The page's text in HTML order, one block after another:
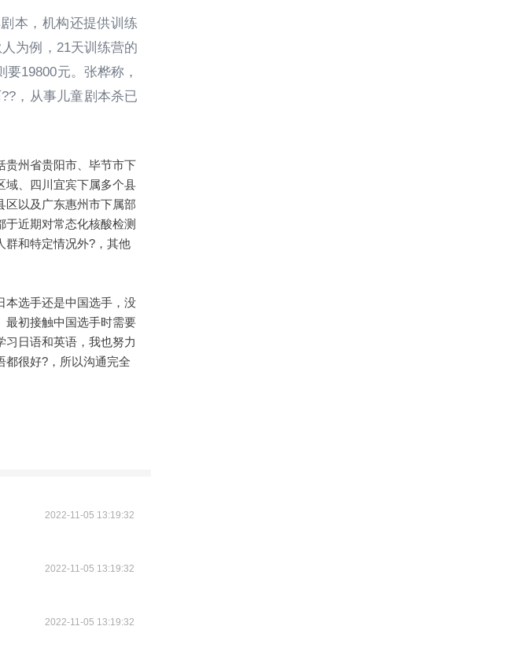
，机构还提供训练
为例，21天训练营的
19800元。张桦称，
，从事儿童剧本杀已
州省贵阳市、毕节市下
域、四川宜宾下属多个县
区以及广东惠州市下属部
近期对常态化核酸检测
群和特定情况外?，其他
手还是中国选手，没
最初接触中国选手时需要
习日语和英语，我也努力
都很好?，所以沟通完全
2022-11-05 13:19:32
2022-11-05 13:19:32
2022-11-05 13:19:32